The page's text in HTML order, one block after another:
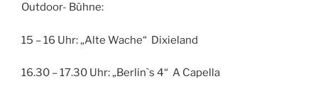
Outdoor- Bühne:
15 – 16 Uhr: „Alte Wache“ Dixieland
16.30 – 17.30 Uhr: „Berlin`s 4“ A Capella